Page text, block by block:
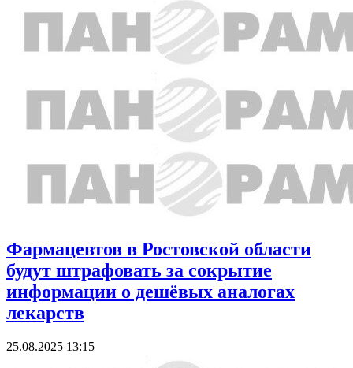
Фармацевтов в Ростовской области
будут штрафовать за сокрытие
информации о дешёвых аналогах
лекарств
25.08.2025 13:15